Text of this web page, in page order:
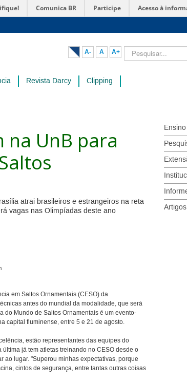
Comunica BR Participe Acesso à
A- A A+ Pesquisar...
Revista Darcy Clipping
na UnB para
atrai brasileiros e estrangeiros na reta
vagas nas Olimpíadas deste ano
em Saltos Ornamentais (CESO) da
antes do mundial da modalidade, que será
do Mundo de Saltos Ornamentais é um evento-
capital fluminense, entre 5 e 21 de agosto.
estão representantes das equipes do
já tem atletas treinando no CESO desde o
ao lugar. "Superou minhas expectativas, porque
cintos de segurança, entre tantas outras coisas
Ensino